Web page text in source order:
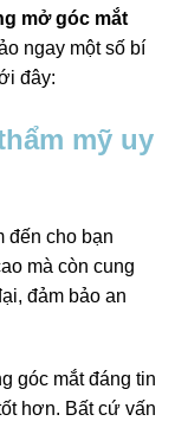
mở góc mắt
ngay một số bí
đây:
mỹ uy
đến cho bạn
mà còn cung
đảm bảo an
góc mắt đáng tin
hơn. Bất cứ vấn